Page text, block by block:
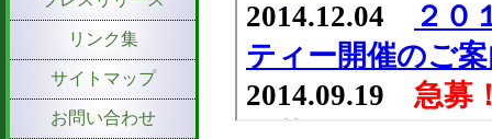
リンク集
サイトマップ
お問い合わせ